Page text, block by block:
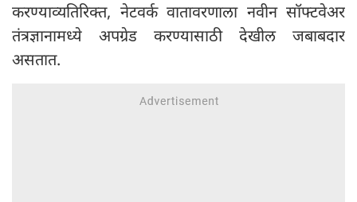
करण्याव्यतिरिक्त, नेटवर्क वातावरणाला नवीन सॉफ्टवेअर
तंत्रज्ञानामध्ये अपग्रेड करण्यासाठी देखील जबाबदार
असतात.